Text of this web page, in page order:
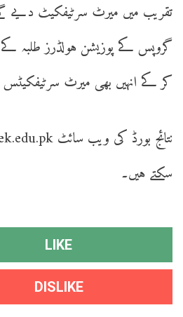
تقریب میں میرٹ سرٹیفکیٹ دیے
گروپس کے پوزیشن ہولڈرز طلبہ کے
کر کے انہیں بھی میرٹ
سکتے ہیں۔
LIKE
DISLIKE